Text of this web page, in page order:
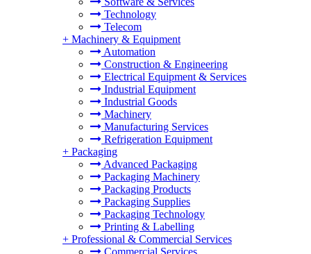
Technology
Telecom
+ Machinery & Equipment
Automation
Construction & Engineering
Electrical Equipment & Services
Industrial Equipment
Industrial Goods
Machinery
Manufacturing Services
Refrigeration Equipment
+ Packaging
Advanced Packaging
Packaging Machinery
Packaging Products
Packaging Supplies
Packaging Technology
Printing & Labelling
+ Professional & Commercial Services
Commercial Services